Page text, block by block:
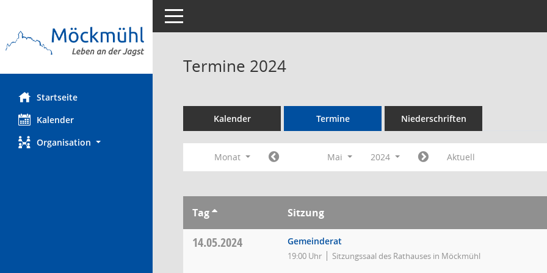
Startseite
Kalender
Organisation
Toggle navigation
Termine 2024
Kalender Termine Niederschriften
Monat Mai 2024 Aktuell
Tag Sitzung
14.05.2024 Gemeinderat
19:00 Uhr Sitzungssaal des Rathauses in Möckmühl